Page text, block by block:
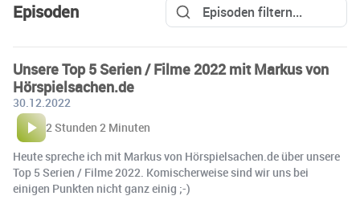
Episoden
Unsere Top 5 Serien / Filme 2022 mit Markus von
Hörspielsachen.de
30.12.2022
2 Stunden 2 Minuten
Heute spreche ich mit Markus von Hörspielsachen.de über unsere
Top 5 Serien / Filme 2022. Komischerweise sind wir uns bei
einigen Punkten nicht ganz einig ;-)